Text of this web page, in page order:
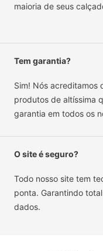
maioria de seus
Tem garantia?
Sim! Nós acreditamos
produtos de altíssima
garantia em todos os
O site é seguro?
Todo nosso site tem
ponta. Garantindo
dados.